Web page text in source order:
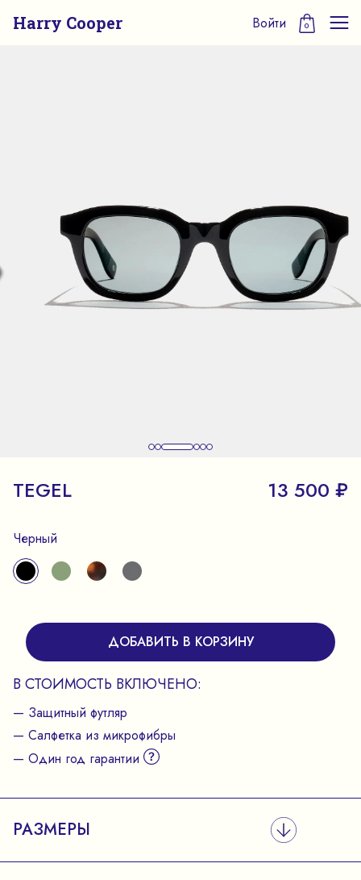
Harry Cooper Войти 0
TEGEL 13 500 ₽
Черный
ДОБАВИТЬ В КОРЗИНУ
В СТОИМОСТЬ ВКЛЮЧЕНО:
— Защитный футляр
— Салфетка из микрофибры
— Один год гарантии
РАЗМЕРЫ